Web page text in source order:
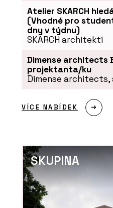
Atelier SKARCH
(Vhodné pro
dny v týdnu)
SKARCH architekti
Dimense architects
projektanta/ku
Dimense architects,
VÍCE NABÍDEK
SKUPINA